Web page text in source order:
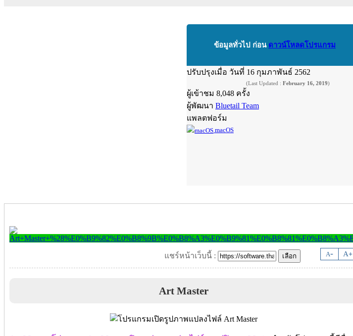
ข้อมูลทั่วไป ก่อน ดาวน์โหลดโปรแกรม
ปรับปรุงเมื่อ วันที่ 16 กุมภาพันธ์ 2562
(Last Updated : February 16, 2019)
ผู้เข้าชม 8,048 ครั้ง
ผู้พัฒนา Bluetail Team
แพลตฟอร์ม
macOS
A- A+
แชร์หน้าเว็บนี้ :
Art Master